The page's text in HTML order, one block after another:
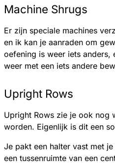
Machine Shrugs
Er zijn speciale machines
en ik kan je aanraden om
oefening is weer iets anders,
weer met een iets andere
Upright Rows
Upright Rows zie je ook nog
worden. Eigenlijk is dit een
Je pakt een halter vast met
een tussenruimte van een